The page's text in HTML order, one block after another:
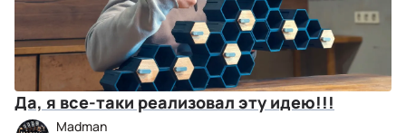
Да, я все-таки реализовал эту идею!!!
Madman